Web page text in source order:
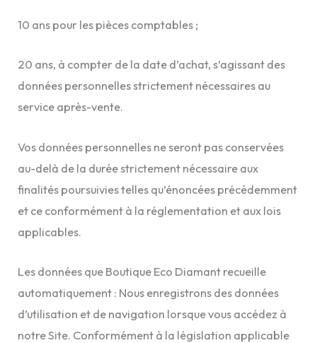
10 ans pour les pièces comptables ;
20 ans, à compter de la date d’achat, s’agissant des
données personnelles strictement nécessaires au
service après-vente.
Vos données personnelles ne seront pas conservées
au-delà de la durée strictement nécessaire aux
finalités poursuivies telles qu’énoncées précédemment
et ce conformément à la réglementation et aux lois
applicables.
Les données que Boutique Eco Diamant recueille
automatiquement : Nous enregistrons des données
d’utilisation et de navigation lorsque vous accédez à
notre Site. Conformément à la législation applicable